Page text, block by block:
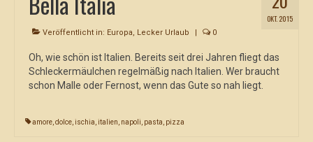
OKT. 2015
Veröffentlicht in: Europa, Lecker Urlaub | 0
Oh, wie schön ist Italien. Bereits seit drei Jahren fliegt das
Schleckermäulchen regelmäßig nach Italien. Wer braucht
schon Malle oder Fernost, wenn das Gute so nah liegt.
amore dolce ischia italien napoli pasta pizza